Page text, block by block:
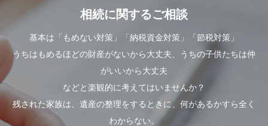
相続に関するご相談
基本は「もめない対策」「納税資金対策」「節税対策」
うちはもめるほどの財産がないから大丈夫、うちの子供たちは仲
がいいから大丈夫
などと楽観的に考えてはいませんか？
残された家族は、遺産の整理をするときに、何があるかすら全く
わからない。